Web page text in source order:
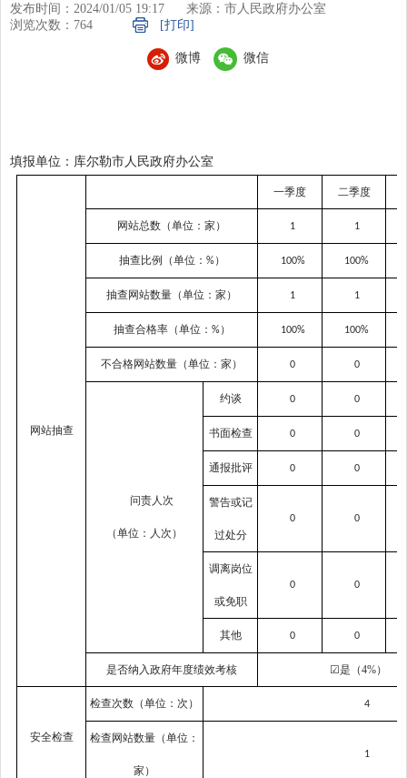
发布时间：2024/01/05 19:17
来源：市人民政府办公室
浏览次数： 764 [打印]
微博 微信
填报单位：库尔勒市人民政府办公室
网站抽查
一季度 二季度
网站总数（单位：家） 1 1
抽查比例（单位： % ） 100% 100%
抽查网站数量（单位：家） 1 1
抽查合格率（单位： % ） 100% 100%
不合格网站数量（单位：家） 0 0
问责人次
（单位：人次）
约谈 0 0
书面检查 0 0
通报批评 0 0
警告或记
过处分
0 0
调离岗位
或免职
0 0
其他 0 0
是否纳入政府年度绩效考核 ☑是 （4%）
安全检查
检查次数（单位：次） 4
检查网站数量（单位：
家）
1